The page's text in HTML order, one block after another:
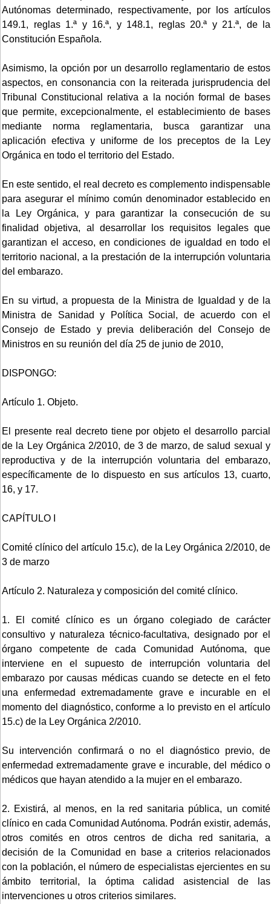
Autónomas determinado, respectivamente, por los artículos
149.1, reglas 1.ª y 16.ª, y 148.1, reglas 20.ª y 21.ª, de la
Constitución Española.
Asimismo, la opción por un desarrollo reglamentario de estos
aspectos, en consonancia con la reiterada jurisprudencia del
Tribunal Constitucional relativa a la noción formal de bases
que permite, excepcionalmente, el establecimiento de bases
mediante norma reglamentaria, busca garantizar una
aplicación efectiva y uniforme de los preceptos de la Ley
Orgánica en todo el territorio del Estado.
En este sentido, el real decreto es complemento indispensable
para asegurar el mínimo común denominador establecido en
la Ley Orgánica, y para garantizar la consecución de su
finalidad objetiva, al desarrollar los requisitos legales que
garantizan el acceso, en condiciones de igualdad en todo el
territorio nacional, a la prestación de la interrupción voluntaria
del embarazo.
En su virtud, a propuesta de la Ministra de Igualdad y de la
Ministra de Sanidad y Política Social, de acuerdo con el
Consejo de Estado y previa deliberación del Consejo de
Ministros en su reunión del día 25 de junio de 2010,
DISPONGO:
Artículo 1. Objeto.
El presente real decreto tiene por objeto el desarrollo parcial
de la Ley Orgánica 2/2010, de 3 de marzo, de salud sexual y
reproductiva y de la interrupción voluntaria del embarazo,
específicamente de lo dispuesto en sus artículos 13, cuarto,
16, y 17.
CAPÍTULO I
Comité clínico del artículo 15.c), de la Ley Orgánica 2/2010, de
3 de marzo
Artículo 2. Naturaleza y composición del comité clínico.
1. El comité clínico es un órgano colegiado de carácter
consultivo y naturaleza técnico-facultativa, designado por el
órgano competente de cada Comunidad Autónoma, que
interviene en el supuesto de interrupción voluntaria del
embarazo por causas médicas cuando se detecte en el feto
una enfermedad extremadamente grave e incurable en el
momento del diagnóstico, conforme a lo previsto en el artículo
15.c) de la Ley Orgánica 2/2010.
Su intervención confirmará o no el diagnóstico previo, de
enfermedad extremadamente grave e incurable, del médico o
médicos que hayan atendido a la mujer en el embarazo.
2. Existirá, al menos, en la red sanitaria pública, un comité
clínico en cada Comunidad Autónoma. Podrán existir, además,
otros comités en otros centros de dicha red sanitaria, a
decisión de la Comunidad en base a criterios relacionados
con la población, el número de especialistas ejercientes en su
ámbito territorial, la óptima calidad asistencial de las
intervenciones u otros criterios similares.